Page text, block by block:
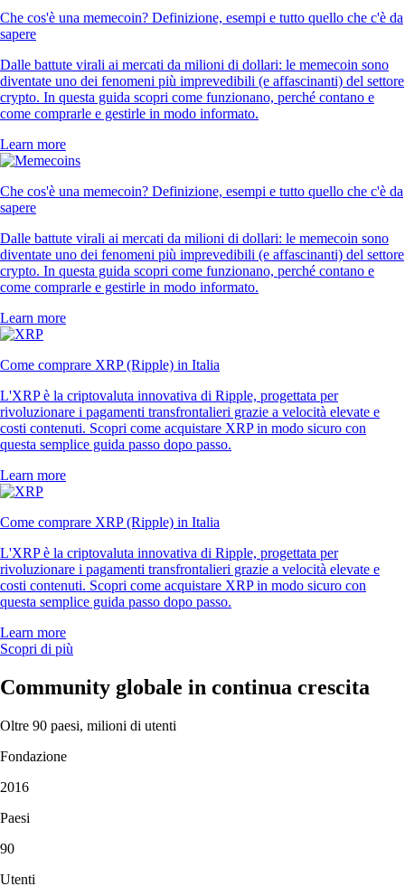
Che cos'è una memecoin? Definizione, esempi e tutto quello che c'è da
sapere
Dalle battute virali ai mercati da milioni di dollari: le memecoin sono
diventate uno dei fenomeni più imprevedibili (e affascinanti) del settore
crypto. In questa guida scopri come funzionano, perché contano e
come comprarle e gestirle in modo informato.
Learn more
Che cos'è una memecoin? Definizione, esempi e tutto quello che c'è da
sapere
Dalle battute virali ai mercati da milioni di dollari: le memecoin sono
diventate uno dei fenomeni più imprevedibili (e affascinanti) del settore
crypto. In questa guida scopri come funzionano, perché contano e
come comprarle e gestirle in modo informato.
Learn more
Come comprare XRP (Ripple) in Italia
L'XRP è la criptovaluta innovativa di Ripple, progettata per
rivoluzionare i pagamenti transfrontalieri grazie a velocità elevate e
costi contenuti. Scopri come acquistare XRP in modo sicuro con
questa semplice guida passo dopo passo.
Learn more
Come comprare XRP (Ripple) in Italia
L'XRP è la criptovaluta innovativa di Ripple, progettata per
rivoluzionare i pagamenti transfrontalieri grazie a velocità elevate e
costi contenuti. Scopri come acquistare XRP in modo sicuro con
questa semplice guida passo dopo passo.
Learn more
Scopri di più
Community globale in continua crescita
Oltre 90 paesi, milioni di utenti
Fondazione
2016
Paesi
90
Utenti